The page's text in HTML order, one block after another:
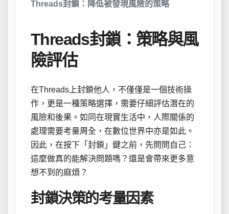
Threads封鎖：降低被發現風險的策略
Threads封鎖：策略與風
險評估
在Threads上封鎖他人，不僅僅是一個技術操
作，更是一種策略選擇，需要仔細評估潛在的
風險和後果。如同在現實生活中，人際關係的
處理需要考量周全，在數位世界中亦是如此。
因此，在按下「封鎖」鍵之前，先問問自己：
這麼做真的能解決問題嗎？還是會帶來更多意
想不到的麻煩？
封鎖決策的考量因素